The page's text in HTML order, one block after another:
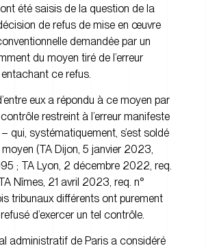
été saisis de la question de la
de refus de mise en œuvre
demandée par un
du moyen tiré de l’erreur
ce refus.
eux a répondu à ce moyen par
contrôle restreint à l’erreur manifeste
qui, systématiquement, s’est soldé
(TA Dijon, 5 janvier 2023,
; TA Lyon, 2 décembre 2022, req.
Nîmes, 21 avril 2023, req. n°
tribunaux différents ont purement
d’exercer un tel contrôle.
administratif de Paris a considéré